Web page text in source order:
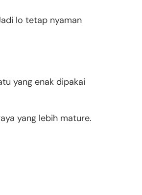
lo tetap nyaman
yang enak dipakai
yang lebih mature.